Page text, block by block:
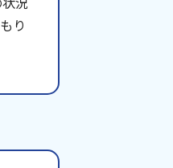
り